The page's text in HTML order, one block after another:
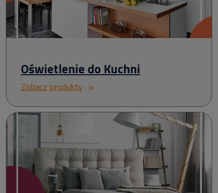
Oświetlenie do Kuchni
Zobacz produkty